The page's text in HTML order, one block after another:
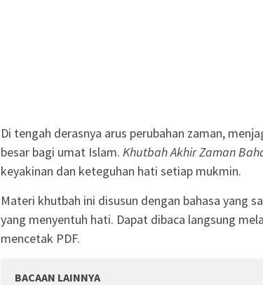
Di tengah derasnya arus perubahan zaman,
besar bagi umat Islam. Khutbah Akhir Zaman
keyakinan dan keteguhan hati setiap mukmin.
Materi khutbah ini disusun dengan bahasa yang
yang menyentuh hati. Dapat dibaca langsung
mencetak PDF.
BACAAN LAINNYA